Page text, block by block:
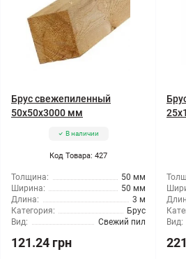
Брус свежепиленный
50x50x3000 мм
В наличии
Код Товара: 427
Толщина:
50 мм
Ширина:
50 мм
Длина:
3 м
Категория:
Брус
Вид:
Свежий пил
121.24 грн
Вид: